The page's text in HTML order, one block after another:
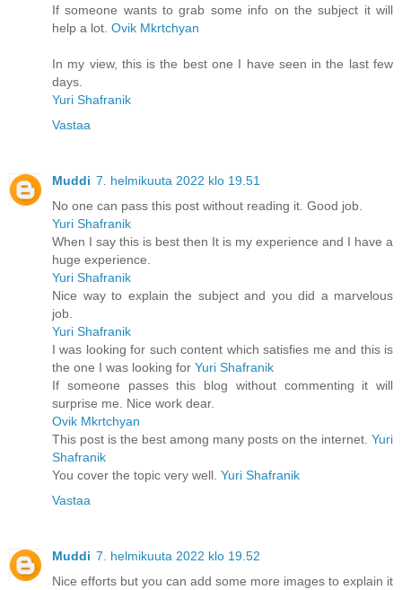
If someone wants to grab some info on the subject it will
help a lot. Ovik Mkrtchyan
In my view, this is the best one I have seen in the last few
days.
Yuri Shafranik
Vastaa
Muddi 7. helmikuuta 2022 klo 19.51
No one can pass this post without reading it. Good job.
Yuri Shafranik
When I say this is best then It is my experience and I have a
huge experience.
Yuri Shafranik
Nice way to explain the subject and you did a marvelous
job.
Yuri Shafranik
I was looking for such content which satisfies me and this is
the one I was looking for Yuri Shafranik
If someone passes this blog without commenting it will
surprise me. Nice work dear.
Ovik Mkrtchyan
This post is the best among many posts on the internet. Yuri
Shafranik
You cover the topic very well. Yuri Shafranik
Vastaa
Muddi 7. helmikuuta 2022 klo 19.52
Nice efforts but you can add some more images to explain it